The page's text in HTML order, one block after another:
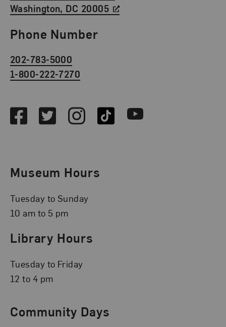
Washington, DC 20005
Phone Number
202-783-5000
1-800-222-7270
FacebookTwitterInstagramTikTok Youtube
Museum Hours
Tuesday to Sunday
10 am to 5 pm
Library Hours
Tuesday to Friday
12 to 4 pm
Community Days